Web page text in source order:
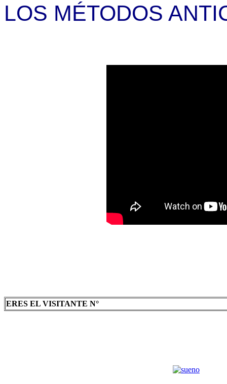
LOS MÉTODOS
ERES EL VISITANTE N°